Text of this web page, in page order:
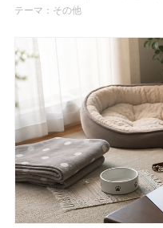
テーマ： その他